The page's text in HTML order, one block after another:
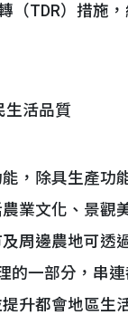
（TDR）措施
生活品質
除具生產功
業文化、景觀
周邊農地可透
一部分，串
升都會地區生